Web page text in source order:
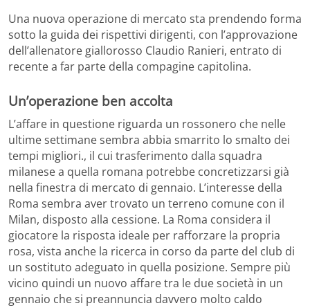
Una nuova operazione di mercato sta prendendo forma
sotto la guida dei rispettivi dirigenti, con l’approvazione
dell’allenatore giallorosso Claudio Ranieri, entrato di
recente a far parte della compagine capitolina.
Un’operazione ben accolta
L’affare in questione riguarda un rossonero che nelle
ultime settimane sembra abbia smarrito lo smalto dei
tempi migliori., il cui trasferimento dalla squadra
milanese a quella romana potrebbe concretizzarsi già
nella finestra di mercato di gennaio. L’interesse della
Roma sembra aver trovato un terreno comune con il
Milan, disposto alla cessione. La Roma considera il
giocatore la risposta ideale per rafforzare la propria
rosa, vista anche la ricerca in corso da parte del club di
un sostituto adeguato in quella posizione. Sempre più
vicino quindi un nuovo affare tra le due società in un
gennaio che si preannuncia davvero molto caldo